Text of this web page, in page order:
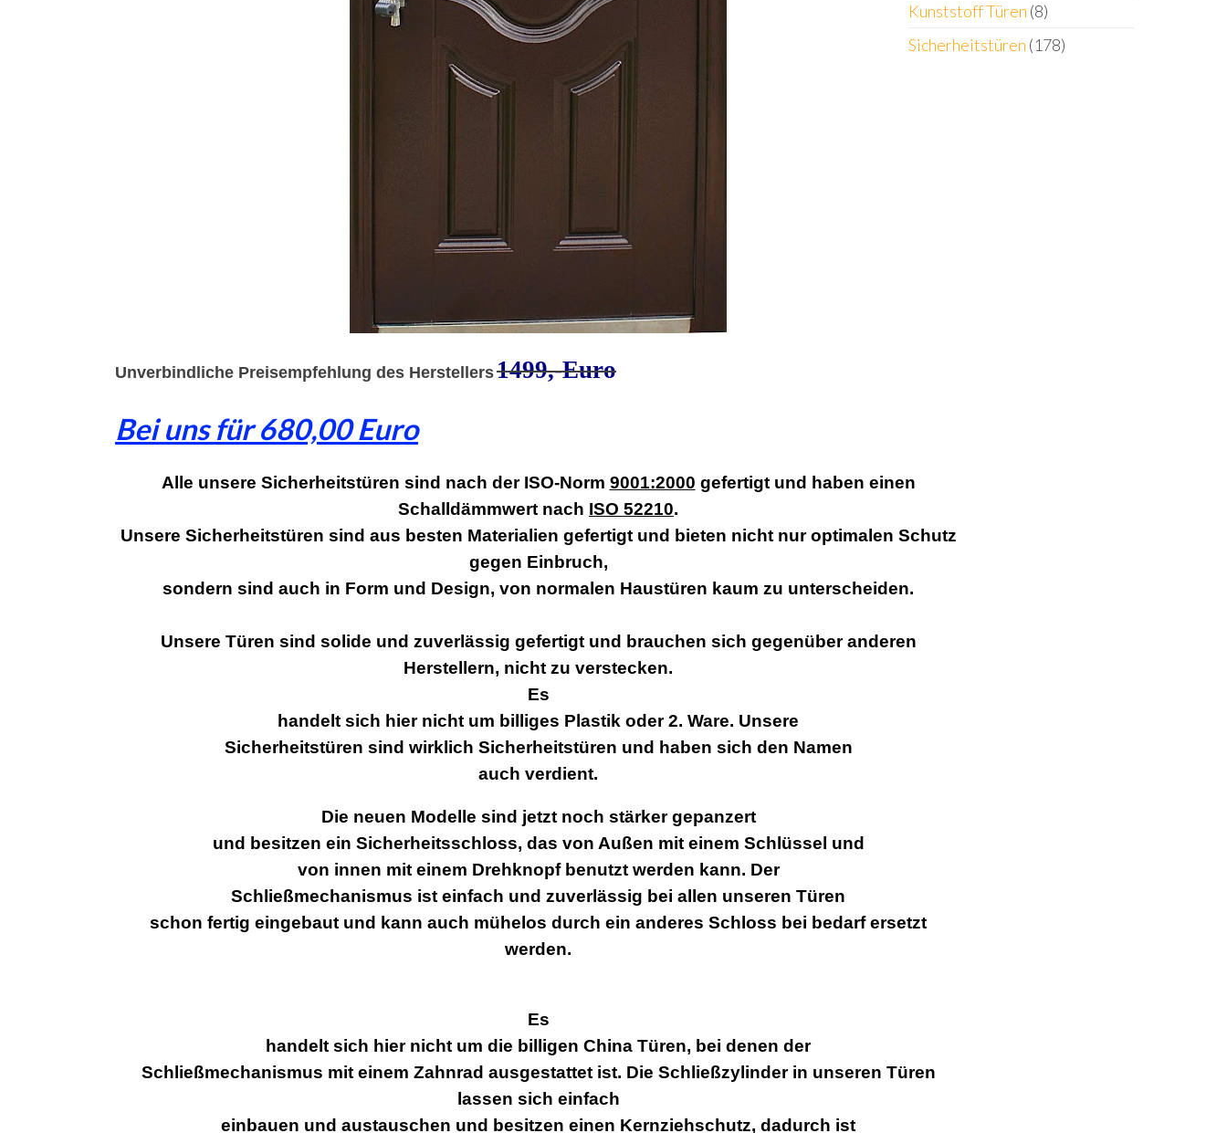
Unverbindliche Preisempfehlung des Herstellers1499,-Euro
Bei uns für 680,00 Euro
Alle unsere Sicherheitstüren sind nach der ISO-Norm 9001:2000 gefertigt und haben einen
Schalldämmwert nach ISO 52210.
Unsere Sicherheitstüren sind aus besten Materialien gefertigt und bieten nicht nur optimalen Schutz
gegen Einbruch,
sondern sind auch in Form und Design, von normalen Haustüren kaum zu unterscheiden.
Unsere Türen sind solide und zuverlässig gefertigt und brauchen sich gegenüber anderen
Herstellern, nicht zu verstecken.
Es
handelt sich hier nicht um billiges Plastik oder 2. Ware. Unsere
Sicherheitstüren sind wirklich Sicherheitstüren und haben sich den Namen
auch verdient.
Die neuen Modelle sind jetzt noch stärker gepanzert
und besitzen ein Sicherheitsschloss, das von Außen mit einem Schlüssel und
von innen mit einem Drehknopf benutzt werden kann. Der
Schließmechanismus ist einfach und zuverlässig bei allen unseren Türen
schon fertig eingebaut und kann auch mühelos durch ein anderes Schloss bei bedarf ersetzt
werden.
Es
handelt sich hier nicht um die billigen China Türen, bei denen der
Schließmechanismus mit einem Zahnrad ausgestattet ist. Die Schließzylinder in unseren Türen
lassen sich einfach
einbauen und austauschen und besitzen einen Kernziehschutz, dadurch ist
Kunststoff Türen (8)
Sicherheitstüren (178)